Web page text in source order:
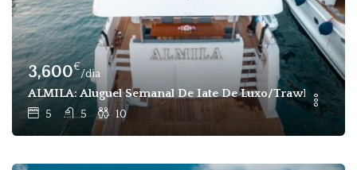
3,600€
/dia
ALMILA: Aluguel Semanal De Iate De Luxo/trawler Para
5 5 10